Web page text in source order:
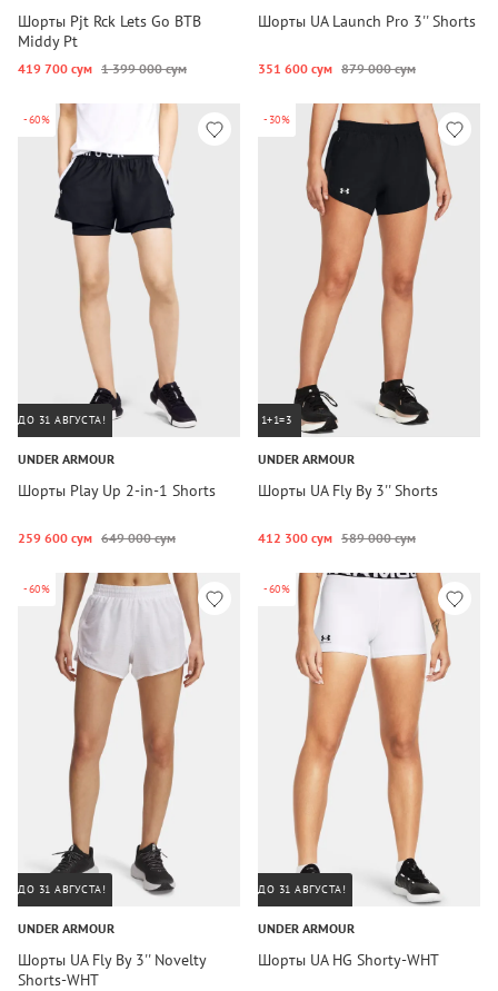
Шорты Pjt Rck Lets Go BTB
Middy Pt
419 700 сум 1 399 000 сум
Шорты UA Launch Pro 3'' Shorts
351 600 сум 879 000 сум
-60%
ДО 31 АВГУСТА!
UNDER ARMOUR
Шорты Play Up 2-in-1 Shorts
259 600 сум 649 000 сум
-30%
1+1=3
UNDER ARMOUR
Шорты UA Fly By 3'' Shorts
412 300 сум 589 000 сум
-60%
ДО 31 АВГУСТА!
UNDER ARMOUR
Шорты UA Fly By 3'' Novelty
Shorts-WHT
-60%
ДО 31 АВГУСТА!
UNDER ARMOUR
Шорты UA HG Shorty-WHT